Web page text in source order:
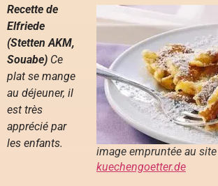
image empruntée au site
kuechengoetter.de
Recette de
Elfriede
(Stetten AKM,
Souabe) Ce
plat se mange
au déjeuner, il
est très
apprécié par
les enfants.